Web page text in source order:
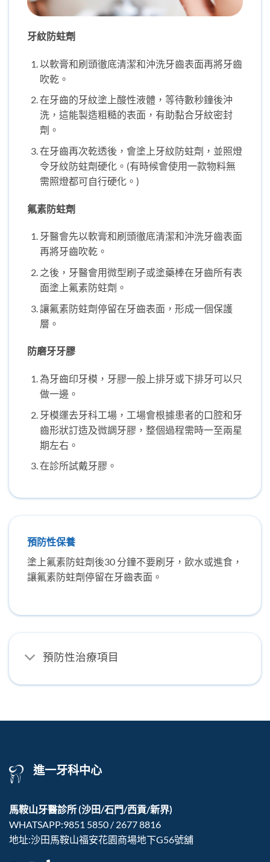
牙紋防蛀劑
以軟膏和刷頭徹底清潔和沖洗牙齒表面再將牙齒
吹乾。
在牙齒的牙紋塗上酸性液體，等待數秒鐘後沖
洗，這能製造粗糙的表面，有助黏合牙紋密封
劑。
在牙齒再次乾透後，會塗上牙紋防蛀劑，並照燈
令牙紋防蛀劑硬化。(有時候會使用一款物料無
需照燈都可自行硬化。)
氟素防蛀劑
牙醫會先以軟膏和刷頭徹底清潔和沖洗牙齒表面
再將牙齒吹乾。
之後，牙醫會用微型刷子或塗藥棒在牙齒所有表
面塗上氟素防蛀劑。
讓氟素防蛀劑停留在牙齒表面，形成一個保護
層。
防磨牙牙膠
為牙齒印牙模，牙膠一般上排牙或下排牙可以只
做一邊。
牙模運去牙科工場，工場會根據患者的口腔和牙
齒形狀訂造及微調牙膠，整個過程需時一至兩星
期左右。
在診所試戴牙膠。
預防性保養
塗上氟素防蛀劑後30 分鐘不要刷牙，飲水或進食，
讓氟素防蛀劑停留在牙齒表面。
預防性治療項目
進一牙科中心
馬鞍山牙醫診所(沙田/石門/西貢/新界)
WHATSAPP:9851 5850 / 2677‍ 8816
地址:沙田馬鞍山福安花園商場地下G56號舖